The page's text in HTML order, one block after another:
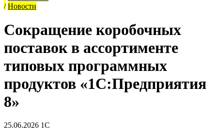
/ Новости
Сокращение коробочных
поставок в ассортименте
типовых программных
продуктов «1С:Предприятия
8»
25.06.2026 1С